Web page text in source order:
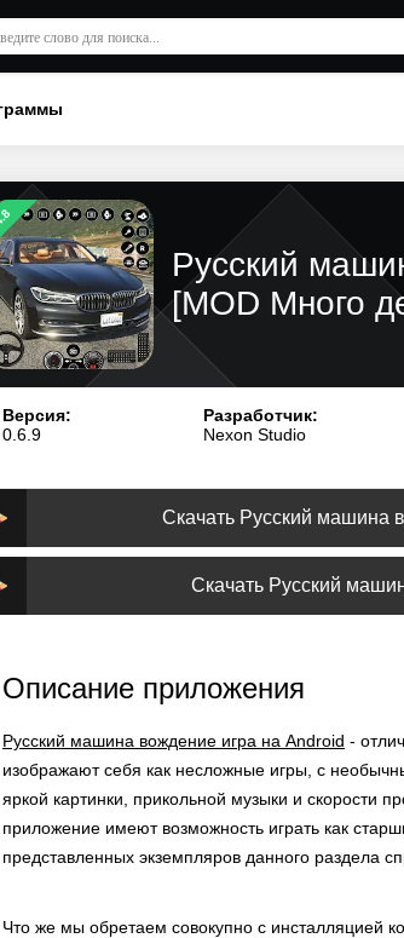
Русский
[MOD Много
Версия:
0.6.9
Разработчик:
Nexon Studio
Скачать Русский машина
Скачать Русский
Описание приложения
Русский машина вождение игра на Android -
изображают себя как несложные игры, с
яркой картинки, прикольной музыки и скорости
приложение имеют возможность играть как
представленных экземпляров данного раздела
Что же мы обретаем совокупно с инсталляцией